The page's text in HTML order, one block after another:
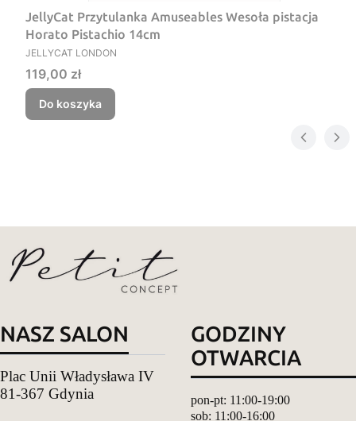
JellyCat Przytulanka Amuseables Wesoła pistacja
Horato Pistachio 14cm
PRODUCENT
JELLYCAT LONDON
Cena
119,00 zł
Do koszyka
NASZ SALON
Plac Unii Władysława IV
81-367 Gdynia
GODZINY
OTWARCIA
pon-pt: 11:00-19:00
sob: 11:00-16:00